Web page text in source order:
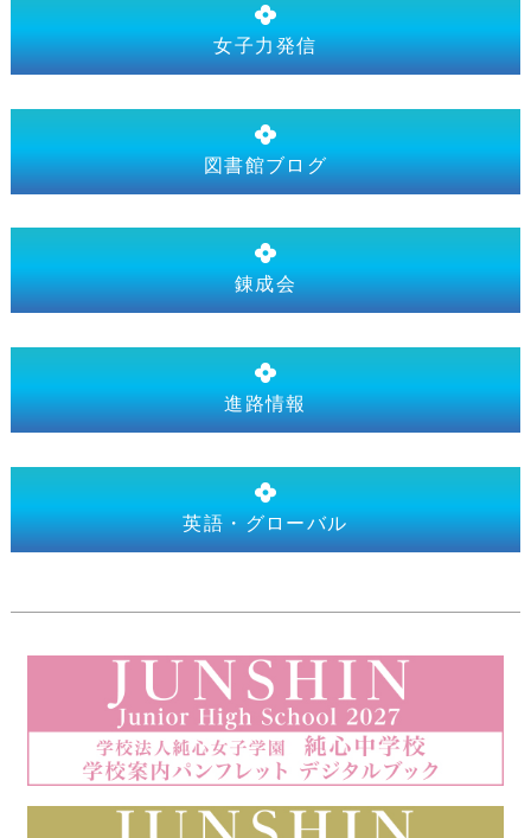
女子力発信
図書館ブログ
錬成会
進路情報
英語・グローバル